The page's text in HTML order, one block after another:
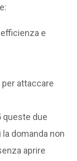
e
per attaccare
queste due
domanda non
aprire